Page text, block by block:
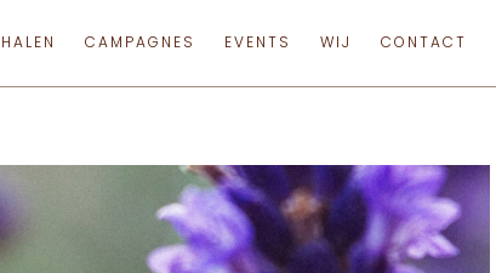
CAMPAGNES EVENTS WIJ CONTACT